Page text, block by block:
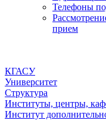
Телефоны
прием
КГАСУ
Университет
Структура
Институты, центры,
Институт